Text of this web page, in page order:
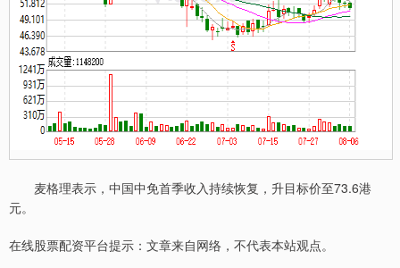
麦格理表示，中国中免首季收入持续恢复，升目标价至73.6港
元。
在线股票配资平台提示：文章来自网络，不代表本站观点。